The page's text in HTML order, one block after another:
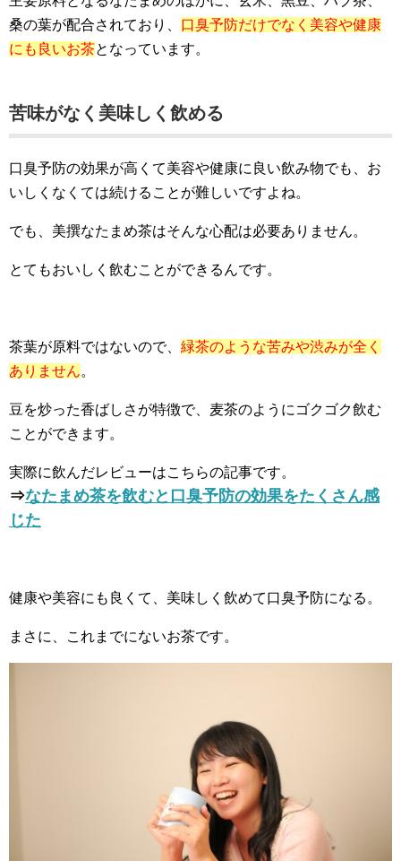
桑の葉が配合されており、 口臭予防だけでなく美容や健康
にも良いお茶となっています。
苦味がなく美味しく飲める
口臭予防の効果が高くて美容や健康に良い飲み物でも、お
いしくなくては続けることが難しいですよね。
でも、美撰なたまめ茶はそんな心配は必要ありません。
とてもおいしく飲むことができるんです。
茶葉が原料ではないので、 緑茶のような苦みや渋みが全く
ありません。
豆を炒った香ばしさが特徴で、麦茶のようにゴクゴク飲む
ことができます。
実際に飲んだレビューはこちらの記事です。
⇒なたまめ茶を飲むと口臭予防の効果をたくさん感
じた
健康や美容にも良くて、美味しく飲めて口臭予防になる。
まさに、これまでにないお茶です。